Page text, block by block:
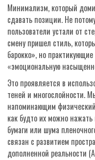
Минимализм, который
сдавать позиции. Не
пользователи устали от
смену пришел стиль,
барокко», но
«эмоциональную
Это проявляется в
теней и многослойности.
напоминающим
как будто их можно
бумаги или шума
связан с развитием
дополненной реальности